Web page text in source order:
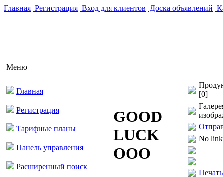
Главная Регистрация Вход для клиентов Доска объявлений
Меню
Главная
Регистрация
Тарифные планы
Панель управления
Расширенный поиск
GOOD
LUCK
ООО
[0]
No link
Печать